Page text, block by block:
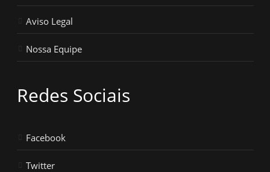
Aviso Legal
Nossa Equipe
Redes Sociais
Facebook
Twitter